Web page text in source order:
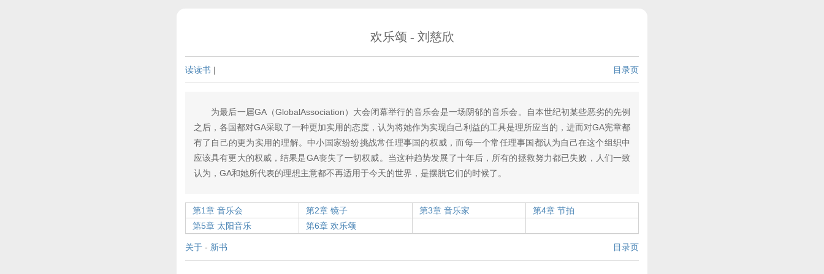
欢乐颂 - 刘慈欣
读读书 | 目录页
为最后一届GA（GlobalAssociation）大会闭幕举行的音乐会是一场阴郁的音乐会。自本世纪初某些恶劣的先例
之后，各国都对GA采取了一种更加实用的态度，认为将她作为实现自己利益的工具是理所应当的，进而对GA宪章都
有了自己的更为实用的理解。中小国家纷纷挑战常任理事国的权威，而每一个常任理事国都认为自己在这个组织中
应该具有更大的权威，结果是GA丧失了一切权威。当这种趋势发展了十年后，所有的拯救努力都已失败，人们一致
认为，GA和她所代表的理想主意都不再适用于今天的世界，是摆脱它们的时候了。
第1章 音乐会 第2章 镜子 第3章 音乐家
第4章 节拍
第5章 太阳音乐
第6章 欢乐颂
关于 - 新书 目录页